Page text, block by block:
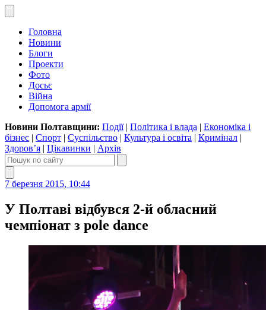
Головна
Новини
Блоги
Проекти
Фото
Досьє
Війна
Допомога армії
Новини Полтавщини: Події| Політика і влада | Економіка і
бізнес | Спорт | Суспільство | Культура і освіта | Кримінал |
Здоров’я | Цікавинки | Архів
7 березня 2015, 10:44
У Полтаві відбувся 2-й обласний
чемпіонат з pole dance